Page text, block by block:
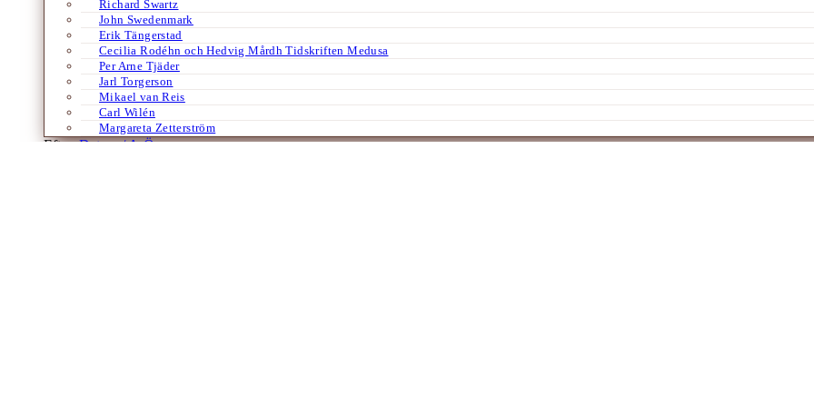
Richard Swartz
John Swedenmark
Erik Tängerstad
Cecilia Rodéhn och Hedvig Mårdh Tidskriften Medusa
Per Arne Tjäder
Jarl Torgerson
Mikael van Reis
Carl Wilén
Margareta Zetterström
Efter:Datum /A-Ö